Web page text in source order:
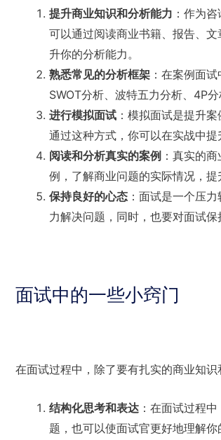
提升商业知识和分析能力 ：作为
可以通过阅读商业书籍、报告、
升你的分析能力。
熟悉常见的分析框架 ：在案例面
SWOT分析、波特五力分析、4P
进行模拟面试 ：模拟面试是提升
通过这种方式，你可以在实战中
阅读和分析真实的案例 ：真实的
例，了解商业问题的实际情况，提
保持良好的心态 ：面试是一个压
力解决问题，同时，也要对面试保
面试中的一些小窍门
在面试过程中，除了要有扎实的商业知
结构化思考和表达 ：在面试过程
题，也可以使面试官更好地理解你